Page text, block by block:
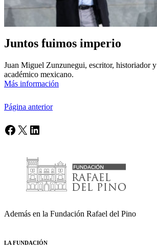
Juntos fuimos imperio
Juan Miguel Zunzunegui, escritor, historiador y
académico mexicano.
Más información
Página anterior
Facebook
X LinkedIn
Además en la Fundación Rafael del Pino
LA FUNDACIÓN